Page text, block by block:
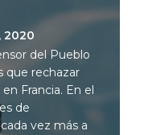
2020
del Pueblo
que rechazar
Francia. En el
de
vez más a